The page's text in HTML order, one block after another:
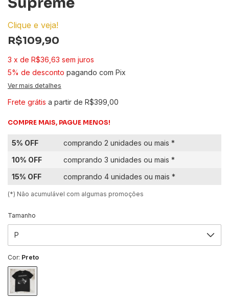
Clique e veja!
R$109,90
3 x de R$36,63 sem juros
5% de desconto pagando com Pix
Ver mais detalhes
Frete grátis a partir de R$399,00
COMPRE MAIS, PAGUE MENOS!
5% OFF
comprando 2 unidades ou mais *
10% OFF
comprando 3 unidades ou mais *
15% OFF
comprando 4 unidades ou mais *
(*) Não acumulável com algumas promoções
Tamanho
Cor: Preto